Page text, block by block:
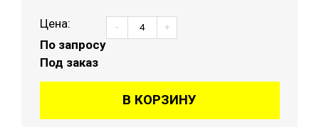
Цена:
По запросу
Под заказ
- +
В КОРЗИНУ